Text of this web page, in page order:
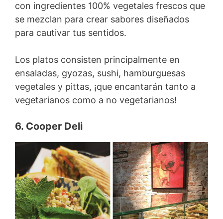
con ingredientes 100% vegetales frescos que
se mezclan para crear sabores diseñados
para cautivar tus sentidos.
Los platos consisten principalmente en
ensaladas, gyozas, sushi, hamburguesas
vegetales y pittas, ¡que encantarán tanto a
vegetarianos como a no vegetarianos!
6. Cooper Deli